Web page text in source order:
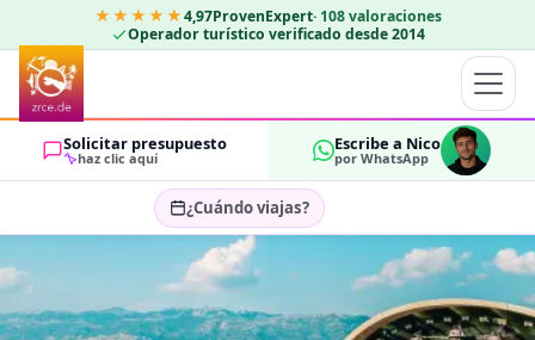
★★★★★4,97ProvenExpert· 108 valoraciones
Operador turístico verificado desde 2014
Solicitar presupuesto
haz clic aquí
Escribe a Nico
por WhatsApp
¿Cuándo viajas?
Seleccionar fechas…
HUÉSPEDES
2 OK